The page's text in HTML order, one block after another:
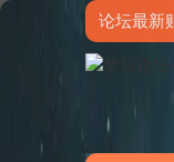
论坛最新